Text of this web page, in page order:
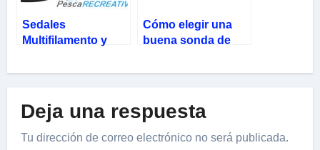
Sedales
Multifilamento y
Cómo elegir una
buena sonda de
Deja una respuesta
Tu dirección de correo electrónico no será publicada.